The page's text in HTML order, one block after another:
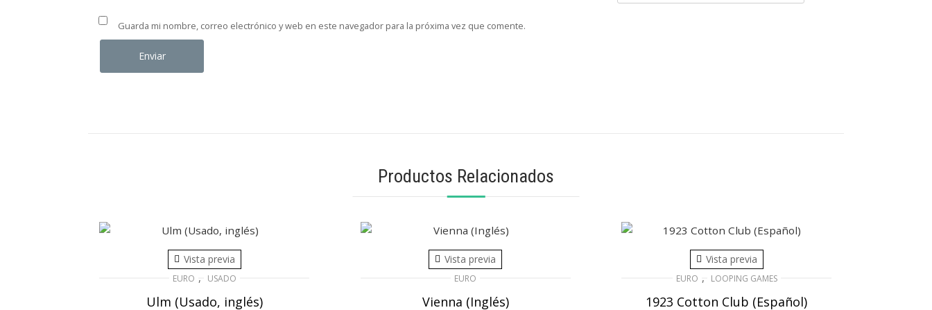
Guarda mi nombre, correo electrónico y web en este navegador para la próxima vez que comente.
Productos Relacionados
Vista previa
EURO , USADO
Ulm (Usado, inglés)
Vista previa
EURO
Vienna (Inglés)
Vista previa
EURO , LOOPING GAMES
1923 Cotton Club (Español)